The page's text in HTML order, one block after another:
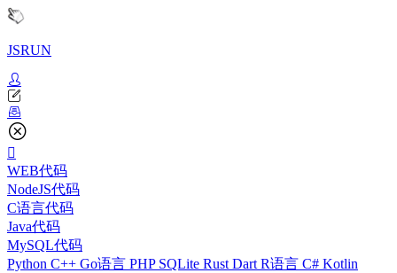
JSRUN
WEB代码
NodeJS代码
C语言代码
Java代码
MySQL代码
Python C++ Go语言 PHP SQLite Rust Dart R语言 C# Kotlin